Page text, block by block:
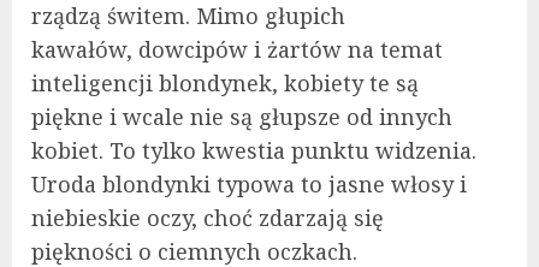
rządzą świtem. Mimo głupich
kawałów, dowcipów i żartów na temat
inteligencji blondynek, kobiety te są
piękne i wcale nie są głupsze od innych
kobiet. To tylko kwestia punktu widzenia.
Uroda blondynki typowa to jasne włosy i
niebieskie oczy, choć zdarzają się
piękności o ciemnych oczkach.